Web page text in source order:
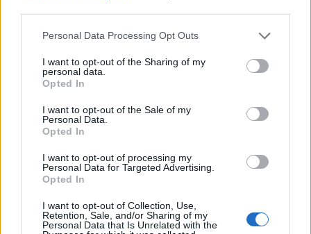
Personal Data Processing Opt Outs
I want to opt-out of the Sharing of my
personal data.
Opted In
I want to opt-out of the Sale of my
Personal Data.
Opted In
I want to opt-out of processing my
Personal Data for Targeted Advertising.
Opted In
I want to opt-out of Collection, Use,
Retention, Sale, and/or Sharing of my
Personal Data that Is Unrelated with the
kutatóközpontok berendezései egy Európai Kutatási...
KEDVES OLVASÓNK!
A keresett cikk a portfolio.hu hírarchívumához
tartozik, melynek olvasása előfizetéses
Az előfizetés a következőket tartalmazza:
Portfolio.hu teljes cikkarchívum
Kötéslisták: BÉT elmúlt 2 év napon belüli
kötéslistái